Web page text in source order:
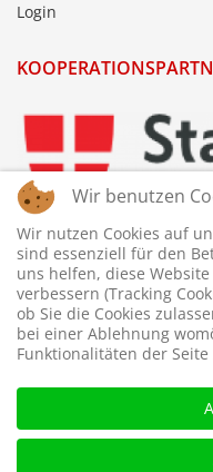
Login
Wir benutzen
Wir nutzen Cookies auf
sind essenziell für den
uns helfen, diese
verbessern (Tracking
ob Sie die Cookies
bei einer Ablehnung
Funktionalitäten der